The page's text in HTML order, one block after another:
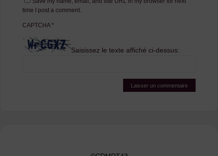
time I post a comment.
CAPTCHA*
Saisissez le texte affiché ci-dessus: